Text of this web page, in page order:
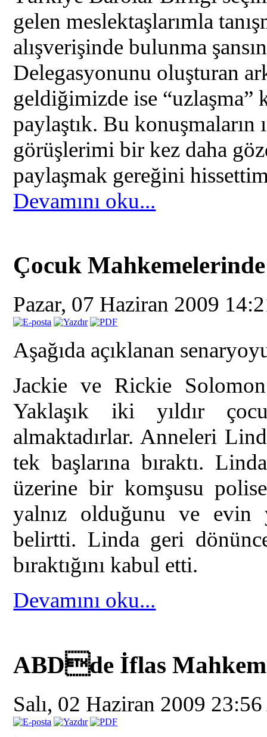
gelen meslektaşlarımla
alışverişinde bulunma
Delegasyonunu oluşturan
geldiğimizde ise
paylaştık. Bu konuşmaların
görüşlerimi bir kez daha
paylaşmak gereğini
Devamını oku...
Çocuk
Pazar, 07 Haziran 2009
Aşağıda açıklanan
Jackie ve Rickie
Yaklaşık iki yıldır
almaktadırlar. Anneleri
tek başlarına bıraktı.
üzerine bir komşusu
yalnız olduğunu ve evin
belirtti. Linda geri
bıraktığını kabul etti.
Devamını oku...
ABDde İflas
Salı, 02 Haziran 2009 23:56